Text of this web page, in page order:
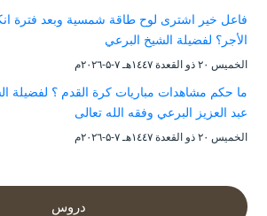
فاعل خير اشترى لوح طاقة شمسية وبعد فترة
الأجر؟ لفضيلة الشيخ البرعي
الخميس ۲۰ ذو القعدة ۱٤٤۷هـ ۷-۵-۲۰۲٦م
ما حكم مشاهدات مباريات كرة القدم ؟ لفضيلة
عبد العزيز البرعي وفقه الله تعالى
الخميس ۲۰ ذو القعدة ۱٤٤۷هـ ۷-۵-۲۰۲٦م
دروس